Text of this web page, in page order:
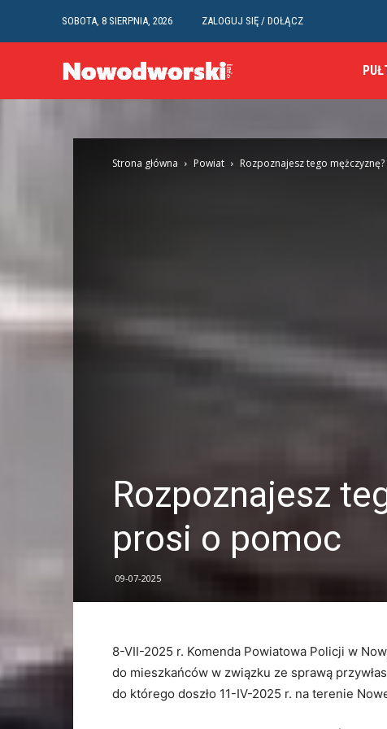
SOBOTA, 8 SIERPNIA, 2026 ZALOGUJ SIĘ / DOŁĄCZ
Strona główna Powiat Rozpoznajesz tego
Rozpoznajesz
prosi o pomoc
09-07-2025
8-VII-2025 r. Komenda Powiatowa Policji w
do mieszkańców w związku ze sprawą
do którego doszło 11-IV-2025 r. na terenie